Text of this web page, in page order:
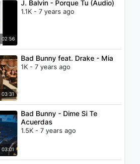
02:56
J. Balvin - Porque Tu (Audio)
1.1K - 7 years ago
03:31
Bad Bunny feat. Drake - Mia
1K - 7 years ago
03:01
Bad Bunny - Dime Si Te
Acuerdas
1.5K - 7 years ago